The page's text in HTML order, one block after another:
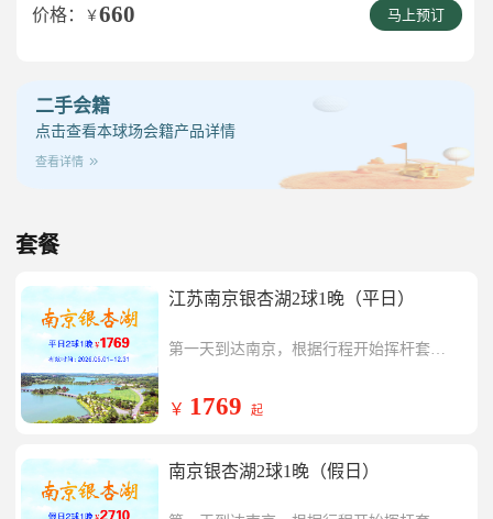
价格： ￥660 马上预订
二手会籍
点击查看本球场会籍产品详情
查看详情
套餐
江苏南京银杏湖2球1晚（平日）
第一天到达南京，根据行程开始挥杆套餐
￥ 1769 起
南京银杏湖2球1晚（假日）